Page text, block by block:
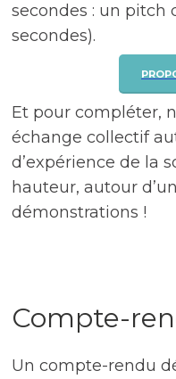
secondes : un pitch
secondes).
Et pour compléter,
échange collectif
d’expérience de la
hauteur, autour
démonstrations !
Compte-
Un compte-rendu